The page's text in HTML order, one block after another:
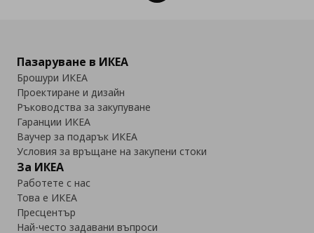
Пазаруване в ИКЕА
Брошури ИКЕА
Проектиране и дизайн
Ръководства за закупуване
Гаранции ИКЕА
Ваучер за подарък ИКЕА
Условия за връщане на закупени стоки
За ИКЕА
Работете с нас
Това е ИКЕА
Пресцентър
Най-често задавани въпроси